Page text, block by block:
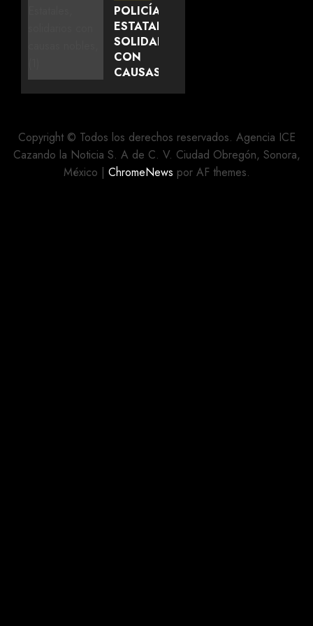
PARA
GARANTIZAR
ATENCIÓN
EN
SALUD
AGOSTO
6, 2026
0
POLICÍAS
ESTATALES,
SOLIDARIOS
CON
CAUSAS
0
Copyright © Todos los derechos reservados. Agencia ICE
Cazando la Noticia S. A de C. V. Ciudad Obregón, Sonora,
México | ChromeNews por AF themes.